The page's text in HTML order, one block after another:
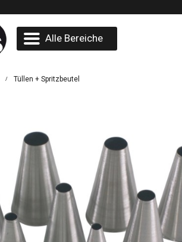
Alle Bereiche
/ Tüllen + Spritzbeutel